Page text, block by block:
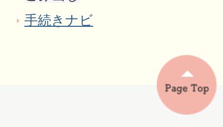
手続きナビ